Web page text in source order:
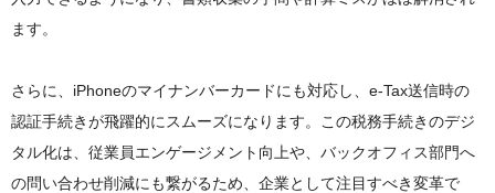
ます。
さらに、iPhoneのマイナンバーカードにも対応し、e-Tax送信時の
認証手続きが飛躍的にスムーズになります。この税務手続きのデジ
タル化は、従業員エンゲージメント向上や、バックオフィス部門へ
の問い合わせ削減にも繋がるため、企業として注目すべき変革で